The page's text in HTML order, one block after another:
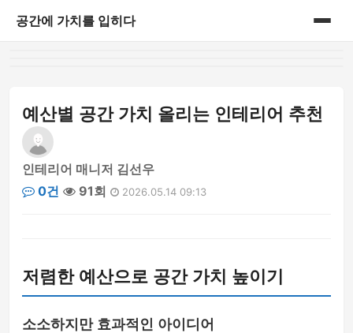
공간에 가치를 입히다
예산별 공간 가치 올리는 인테리어 추천
인테리어 매니저 김선우
0건
91회 2026.05.14 09:13
저렴한 예산으로 공간 가치 높이기
소소하지만 효과적인 아이디어